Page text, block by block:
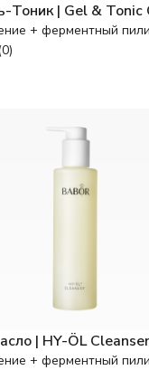
| Gel & Tonic
+ ферментный
0)
| HY-ÖL Cleanser
+ ферментный